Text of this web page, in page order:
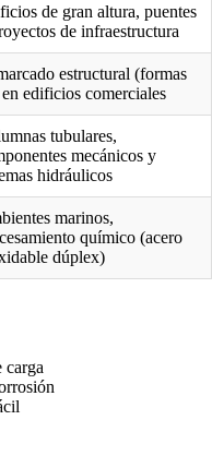
de gran altura, puentes
de infraestructura
estructural (formas
edificios comerciales
tubulares,
mecánicos y
hidráulicos
marinos,
químico (acero
dúplex)
carga